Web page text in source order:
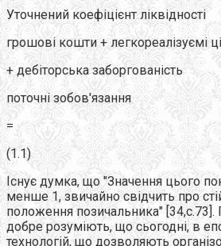
Уточнений коефіцієнт ліквідності
грошові кошти + легкореалізуємі
+ дебіторська заборгованість
поточні зобов'язання
=
(1.1)
Існує думка, що "Значення цього
менше 1, звичайно свідчить про
положення позичальника" [34,с.73].
добре розуміють, що сьогодні, в
технологій, що дозволяють